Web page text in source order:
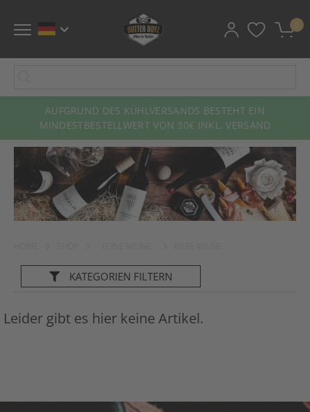
0
AUFGRUND DES KÜHLVERSANDS BESTEHT EIN
MINDESTBESTELLWERT VON 30€ INKL. VERSAND
KATEGORIEN FILTERN
Leider gibt es hier keine Artikel.